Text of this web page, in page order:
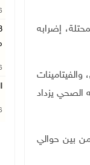
القدس المحتلة، إضرابه
الصحي يزداد
إدارية من بين حوالي